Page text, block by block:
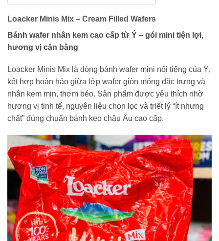
Loacker Minis Mix – Cream Filled Wafers
Bánh wafer nhân kem cao cấp từ Ý – gói mini tiện lợi,
hương vị cân bằng
Loacker Minis Mix là dòng bánh wafer mini nổi tiếng của Ý,
kết hợp hoàn hảo giữa lớp wafer giòn mỏng đặc trưng và
nhân kem mịn, thơm béo. Sản phẩm được yêu thích nhờ
hương vị tinh tế, nguyên liệu chọn lọc và triết lý “ít nhưng
chất” đúng chuẩn bánh kẹo châu Âu cao cấp.